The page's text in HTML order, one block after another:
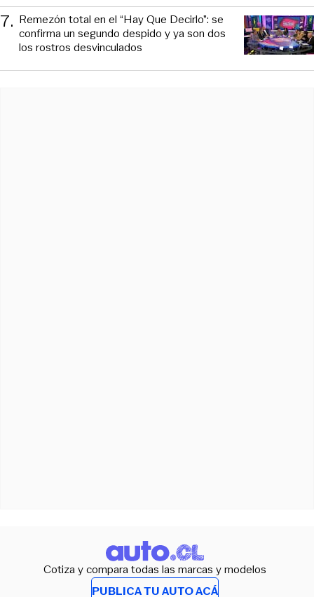
7. Remezón total en el “Hay Que Decirlo”: se
confirma un segundo despido y ya son dos
los rostros desvinculados
Cotiza y compara todas las marcas y modelos
PUBLICA TU AUTO ACÁ